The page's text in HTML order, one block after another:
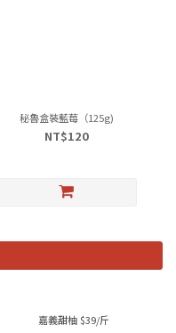
秘魯盒裝藍莓（125g)
NT$120